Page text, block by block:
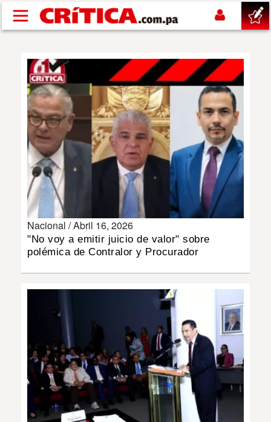
Pasar al contenido principal
SUCESOS
NACIONAL
POLÍTICA
SHOW
DEPORTES
MUNDO
IMPRESO
Nacional /Abril 16, 2026
"No voy a emitir juicio de valor" sobre
polémica de Contralor y Procurador